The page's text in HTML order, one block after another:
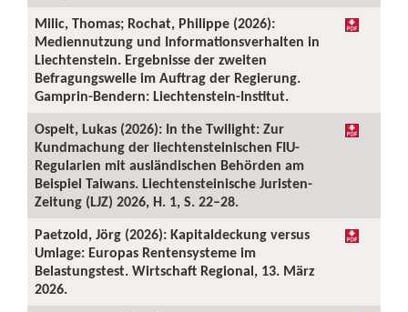
Milic, Thomas; Rochat, Philippe (2026):
Mediennutzung und Informationsverhalten in
Liechtenstein. Ergebnisse der zweiten
Befragungswelle im Auftrag der Regierung.
Gamprin-Bendern: Liechtenstein-Institut.
Ospelt, Lukas (2026): In the Twilight: Zur
Kundmachung der liechtensteinischen FIU-
Regularien mit ausländischen Behörden am
Beispiel Taiwans. Liechtensteinische Juristen-
Zeitung (LJZ) 2026, H. 1, S. 22–28.
Paetzold, Jörg (2026): Kapitaldeckung versus
Umlage: Europas Rentensysteme im
Belastungstest. Wirtschaft Regional, 13. März
2026.